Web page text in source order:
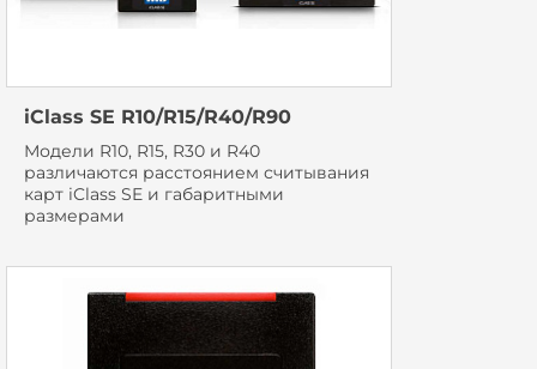
iClass SE R10/R15/R40/R90
Модели R10, R15, R30 и R40
различаются расстоянием считывания
карт iClass SE и габаритными
размерами